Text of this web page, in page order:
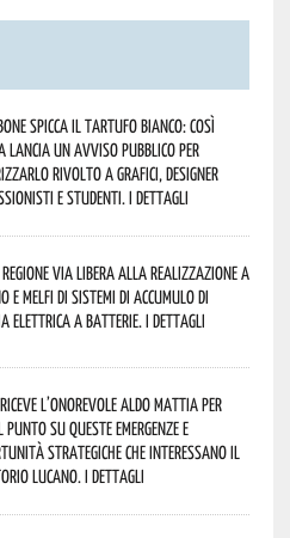
spicca il tartufo bianco: così
lancia un avviso pubblico per
rivolto a grafici, designer
e studenti. I dettagli
via libera alla realizzazione a
e Melfi di sistemi di accumulo di
elettrica a batterie. I dettagli
l’onorevole Aldo Mattia per
su queste emergenze e
strategiche che interessano il
lucano. I dettagli